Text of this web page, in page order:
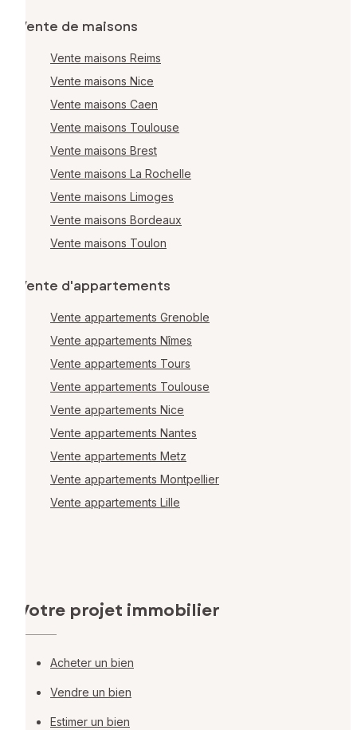
Vente de maisons
Vente maisons Reims
Vente maisons Nice
Vente maisons Caen
Vente maisons Toulouse
Vente maisons Brest
Vente maisons La Rochelle
Vente maisons Limoges
Vente maisons Bordeaux
Vente maisons Toulon
Vente d'appartements
Vente appartements Grenoble
Vente appartements Nîmes
Vente appartements Tours
Vente appartements Toulouse
Vente appartements Nice
Vente appartements Nantes
Vente appartements Metz
Vente appartements Montpellier
Vente appartements Lille
Votre projet immobilier
Acheter un bien
Vendre un bien
Estimer un bien